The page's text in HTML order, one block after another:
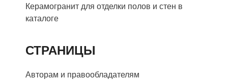
Керамогранит для отделки полов и стен в
каталоге
СТРАНИЦЫ
Авторам и правообладателям